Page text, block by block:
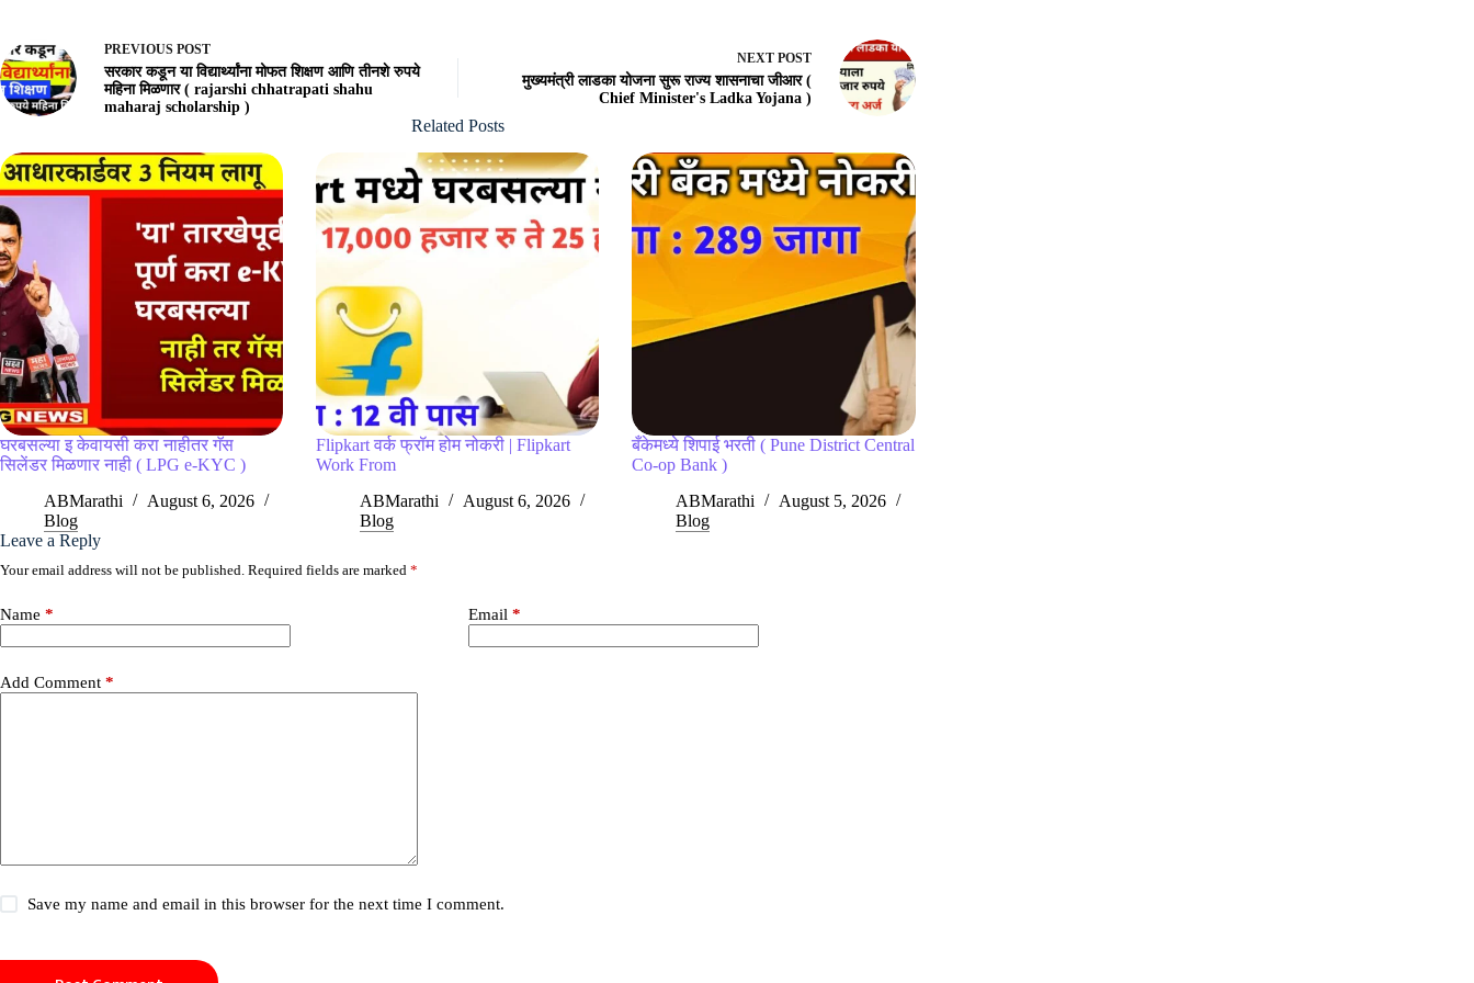
PREVIOUS POST
सरकार कडून या विद्यार्थ्यांना मोफत शिक्षण आणि तीनशे रुपये
महिना मिळणार ( rajarshi chhatrapati shahu
maharaj scholarship )
NEXT POST
मुख्यमंत्री लाडका योजना सुरू राज्य शासनाचा जीआर (
Chief Minister's Ladka Yojana )
Related Posts
घरबसल्या इ केवायसी करा नाहीतर गॅस
सिलेंडर मिळणार नाही ( LPG e-KYC )
ABMarathi
August 6, 2026
Blog
Flipkart वर्क फ्रॉम होम नोकरी | Flipkart
Work From
ABMarathi
August 6, 2026
Blog
बँकेमध्ये शिपाई भरती ( Pune District Central
Co-op Bank )
ABMarathi
August 5, 2026
Blog
Leave a Reply
Your email address will not be published. Required fields are marked *
Name * Email *
Add Comment *
Save my name and email in this browser for the next time I comment.